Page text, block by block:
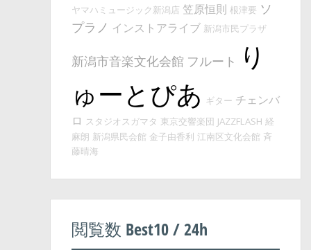
ヤマハミュージック新潟店 笠原恒則 根津要 ソ
プラノ インストアライブ 新潟市民プラザ
新潟市音楽文化会館 フルート
り
ゅーとぴあ ギター チェンバ
ロ スタジオスガマタ 東京交響楽団 JAZZFLASH 経
麻朗 新潟県民会館 金子由香利 江南区文化会館 斉
藤晴海
閲覧数 Best10 / 24h